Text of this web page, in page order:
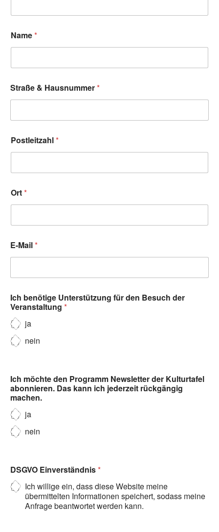
Name*
Straße & Hausnummer*
Postleitzahl*
Ort*
E-Mail*
Ich benötige Unterstützung für den Besuch der
Veranstaltung *
ja
nein
Ich möchte den Programm Newsletter der Kulturtafel
abonnieren. Das kann ich jederzeit rückgängig
machen.
ja
nein
DSGVO Einverständnis*
Ich willige ein, dass diese Website meine
übermittelten Informationen speichert, sodass meine
Anfrage beantwortet werden kann.